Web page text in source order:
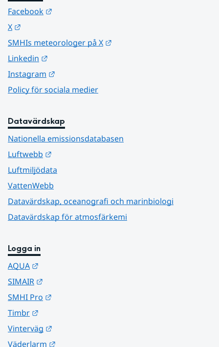
Facebook
X
SMHIs meteorologer på X
Linkedin
Instagram
Policy för sociala medier
Datavärdskap
Nationella emissionsdatabasen
Luftwebb
Luftmiljödata
VattenWebb
Datavärdskap, oceanografi och marinbiologi
Datavärdskap för atmosfärkemi
Logga in
AQUA
SIMAIR
SMHI Pro
Timbr
Vinterväg
Väderlarm